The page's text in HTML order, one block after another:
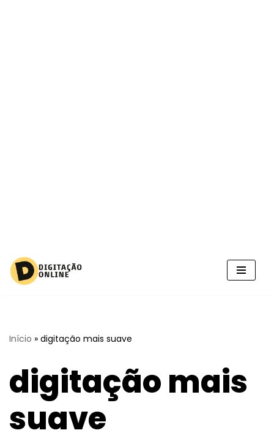
Pular
Início » digitação mais suave
digitação mais
suave